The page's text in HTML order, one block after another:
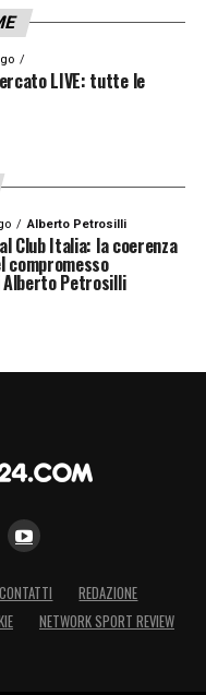
LIVE: tutte le
Alberto Petrosilli
Club Italia: la coerenza
compromesso
Alberto Petrosilli
CONTATTI
REDAZIONE
NETWORK SPORT REVIEW